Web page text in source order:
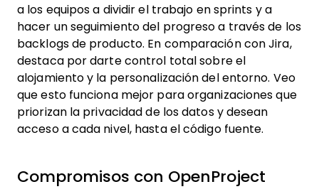
a los equipos a dividir el trabajo en sprints y a
hacer un seguimiento del progreso a través de los
backlogs de producto. En comparación con Jira,
destaca por darte control total sobre el
alojamiento y la personalización del entorno. Veo
que esto funciona mejor para organizaciones que
priorizan la privacidad de los datos y desean
acceso a cada nivel, hasta el código fuente.
Compromisos con OpenProject